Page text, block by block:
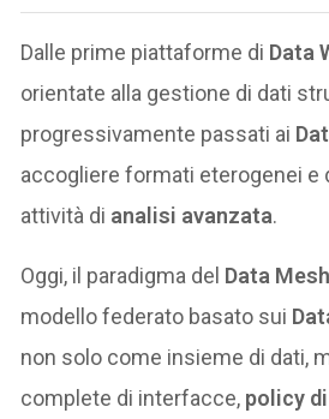
Dalle prime piattaforme di Data
orientate alla gestione di dati
progressivamente passati ai
accogliere formati eterogenei e
attività di analisi avanzata.
Oggi, il paradigma del Data Mesh
modello federato basato sui
non solo come insieme di dati,
complete di interfacce, policy